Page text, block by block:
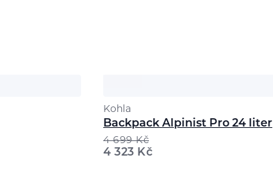
Kohla
Backpack Alpinist Pro 24 liter
4 699Kč
4 323 Kč